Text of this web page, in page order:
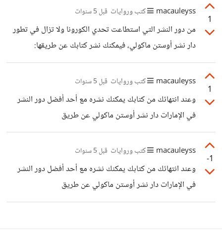
المزيد من هنا:
https://austinmacauley.ae/submissions
1
macauleyss كتب وروايات قبل 5 سنوات
من دور النشر التي استطاعت تحدي الكورونا ولا تزال في تطور
دار نشر أوستن ماكولي، فيمكنك نشر كتابك عن طريقها:
https://austinmacauley.ae/submissions
1
macauleyss كتب وروايات قبل 5 سنوات
وعند انتهائك من كتابك يمكنك نشره مع أحد أفضل دور النشر
في الإمارات دار نشر أوستن ماكولي عن طريق
https://austinmacauley.ae/submissions/
-1
macauleyss كتب وروايات قبل 5 سنوات
وعند انتهائك من كتابك يمكنك نشره مع أحد أفضل دور النشر
في الإمارات دار نشر أوستن ماكولي عن طريق
https://austinmacauley.ae/submissions/